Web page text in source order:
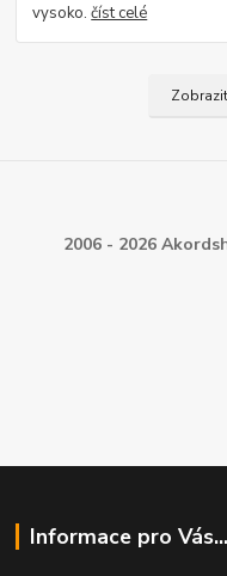
vysoko.číst celé
2006 - 2026
Informace pro Vás...